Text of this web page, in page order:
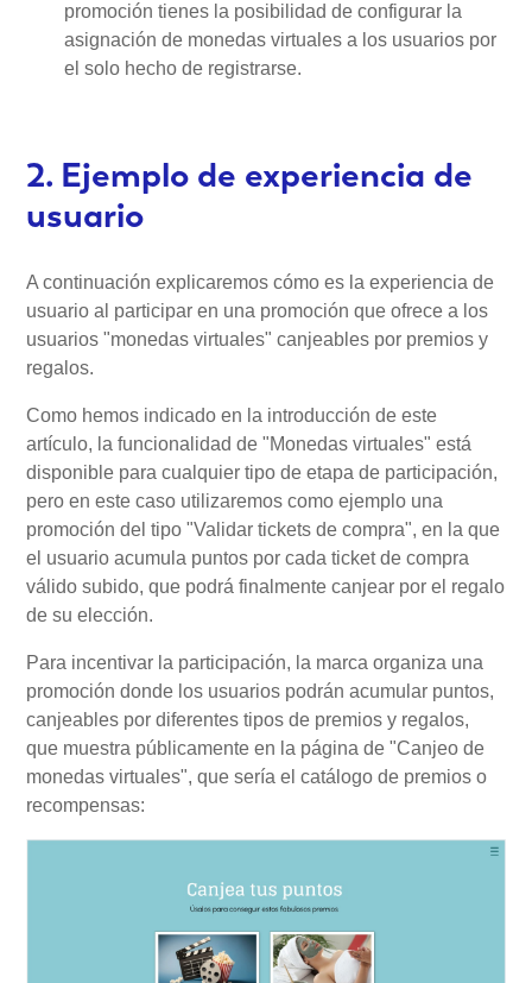
promoción tienes la posibilidad de configurar la
asignación de monedas virtuales a los usuarios por
el solo hecho de registrarse.
2. Ejemplo de experiencia de
usuario
A continuación explicaremos cómo es la experiencia de
usuario al participar en una promoción que ofrece a los
usuarios "monedas virtuales" canjeables por premios y
regalos.
Como hemos indicado en la introducción de este
artículo, la funcionalidad de "Monedas virtuales" está
disponible para cualquier tipo de etapa de participación,
pero en este caso utilizaremos como ejemplo una
promoción del tipo "Validar tickets de compra", en la que
el usuario acumula puntos por cada ticket de compra
válido subido, que podrá finalmente canjear por el regalo
de su elección.
Para incentivar la participación, la marca organiza una
promoción donde los usuarios podrán acumular puntos,
canjeables por diferentes tipos de premios y regalos,
que muestra públicamente en la página de "Canjeo de
monedas virtuales", que sería el catálogo de premios o
recompensas: